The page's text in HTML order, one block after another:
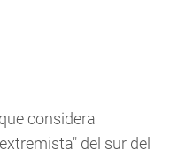
considera
del sur del